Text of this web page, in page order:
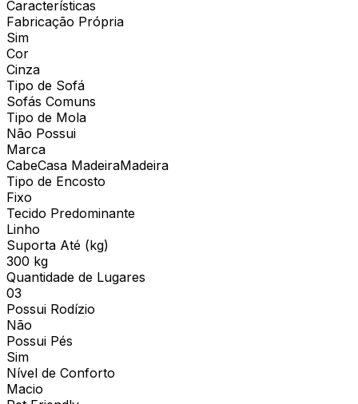
Características
Fabricação Própria
Sim
Cor
Cinza
Tipo de Sofá
Sofás Comuns
Tipo de Mola
Não Possui
Marca
CabeCasa MadeiraMadeira
Tipo de Encosto
Fixo
Tecido Predominante
Linho
Suporta Até (kg)
300 kg
Quantidade de Lugares
03
Possui Rodízio
Não
Possui Pés
Sim
Nível de Conforto
Macio